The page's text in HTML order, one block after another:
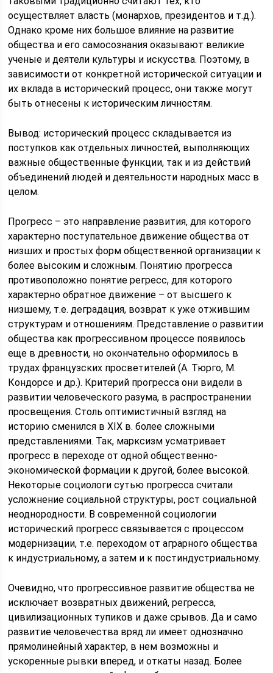
осуществляет власть (монархов, президентов и т.д.).
Однако кроме них большое влияние на развитие
общества и его самосознания оказывают великие
ученые и деятели культуры и искусства. Поэтому, в
зависимости от конкретной исторической ситуации и
их вклада в исторический процесс, они также могут
быть отнесены к историческим личностям.
Вывод: исторический процесс складывается из
поступков как отдельных личностей, выполняющих
важные общественные функции, так и из действий
объединений людей и деятельности народных масс в
целом.
Прогресс – это направление развития, для которого
характерно поступательное движение общества от
низших и простых форм общественной организации к
более высоким и сложным. Понятию прогресса
противоположно понятие регресс, для которого
характерно обратное движение – от высшего к
низшему, т.е. деградация, возврат к уже отжившим
структурам и отношениям. Представление о развитии
общества как прогрессивном процессе появилось
еще в древности, но окончательно оформилось в
трудах французских просветителей (А. Тюрго, М.
Кондорсе и др.). Критерий прогресса они видели в
развитии человеческого разума, в распространении
просвещения. Столь оптимистичный взгляд на
историю сменился в XIX в. более сложными
представлениями. Так, марксизм усматривает
прогресс в переходе от одной общественно-
экономической формации к другой, более высокой.
Некоторые социологи сутью прогресса считали
усложнение социальной структуры, рост социальной
неоднородности. В современной социологии
исторический прогресс связывается с процессом
модернизации, т.е. переходом от аграрного общества
к индустриальному, а затем и к постиндустриальному.
Очевидно, что прогрессивное развитие общества не
исключает возвратных движений, регресса,
цивилизационных тупиков и даже срывов. Да и само
развитие человечества вряд ли имеет однозначно
прямолинейный характер, в нем возможны и
ускоренные рывки вперед, и откаты назад. Более